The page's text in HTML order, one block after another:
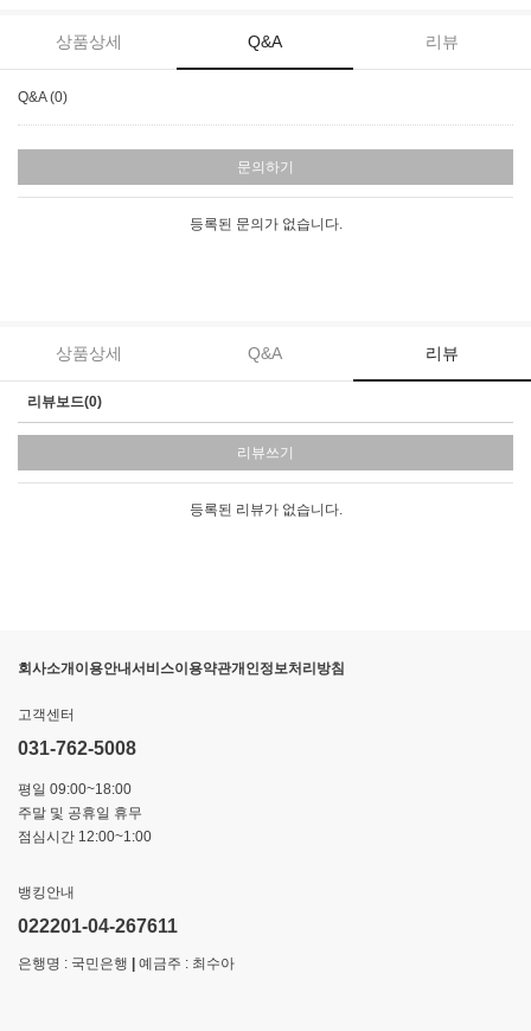
상품상세 Q&A 리뷰
Q&A (0)
문의하기
등록된 문의가 없습니다.
상품상세 Q&A 리뷰
리뷰보드(0)
리뷰쓰기
등록된 리뷰가 없습니다.
회사소개 이용안내서비스이용약관개인정보처리방침
고객센터
031-762-5008
평일 09:00~18:00
주말 및 공휴일 휴무
점심시간 12:00~1:00
뱅킹안내
022201-04-267611
은행명 : 국민은행 예금주 : 최수아